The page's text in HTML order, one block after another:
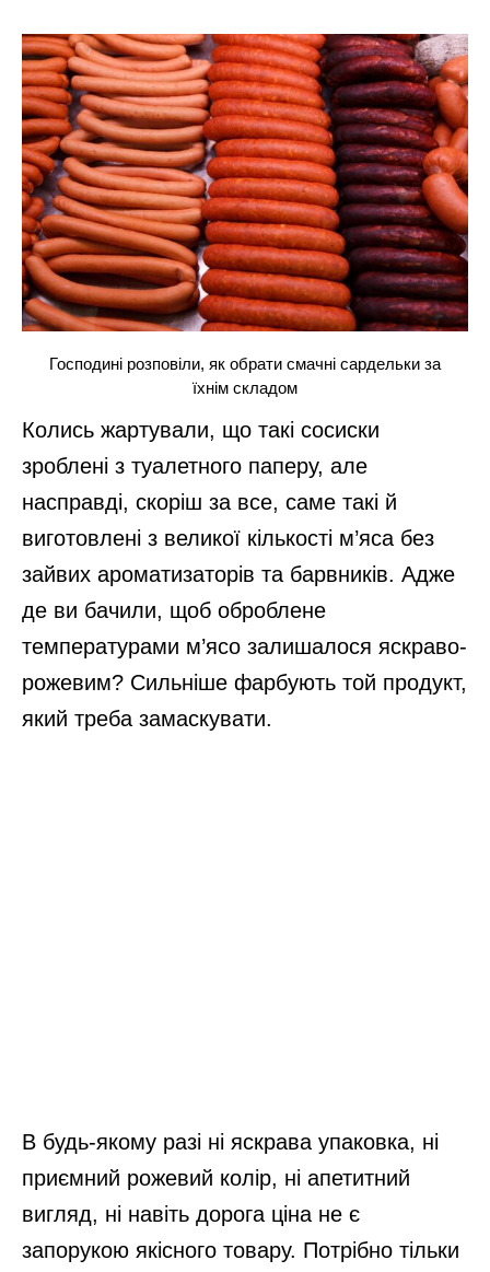
Господині розповіли, як обрати смачні сардельки за
їхнім складом
Колись жартували, що такі сосиски
зроблені з туалетного паперу, але
насправді, скоріш за все, саме такі й
виготовлені з великої кількості м’яса без
зайвих ароматизаторів та барвників. Адже
де ви бачили, щоб оброблене
температурами м’ясо залишалося яскраво-
рожевим? Сильніше фарбують той продукт,
який треба замаскувати.
В будь-якому разі ні яскрава упаковка, ні
приємний рожевий колір, ні апетитний
вигляд, ні навіть дорога ціна не є
запорукою якісного товару. Потрібно тільки